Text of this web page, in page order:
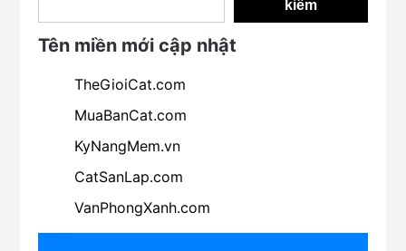
kiếm
Tên miền mới cập nhật
TheGioiCat.com
MuaBanCat.com
KyNangMem.vn
CatSanLap.com
VanPhongXanh.com